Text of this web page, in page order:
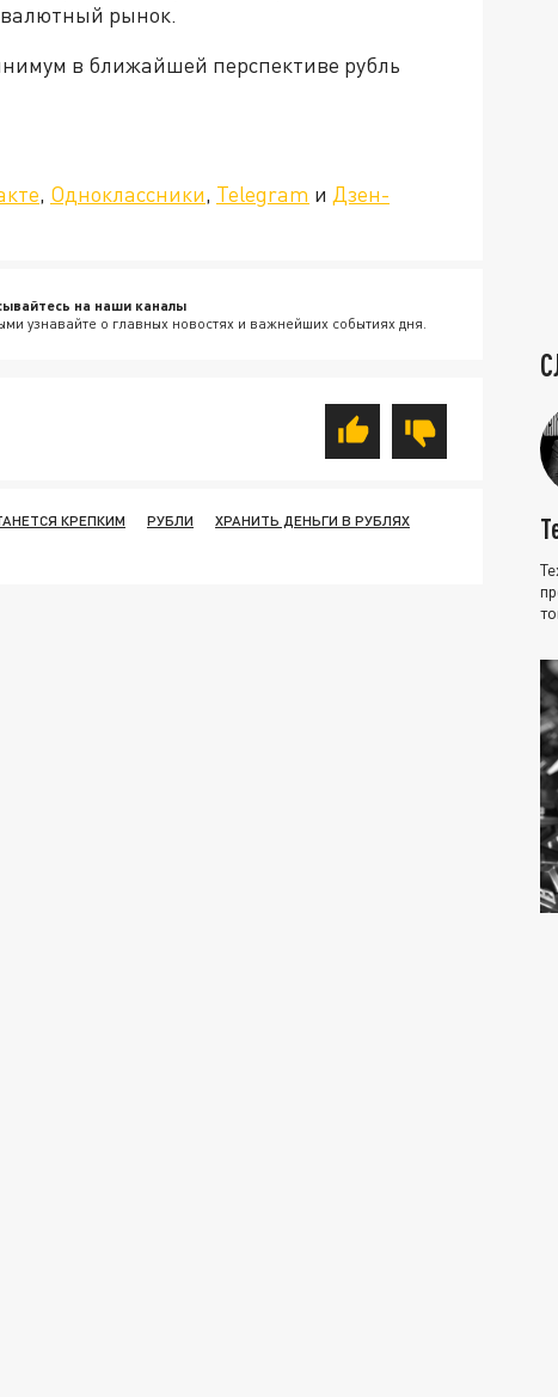
рынок.
в ближайшей перспективе рубль
, Одноклассники, Telegram и Дзен-
на наши каналы
узнавайте о главных новостях и важнейших событиях дня.
КРЕПКИМ РУБЛИ
ХРАНИТЬ ДЕНЬГИ В РУБЛЯХ